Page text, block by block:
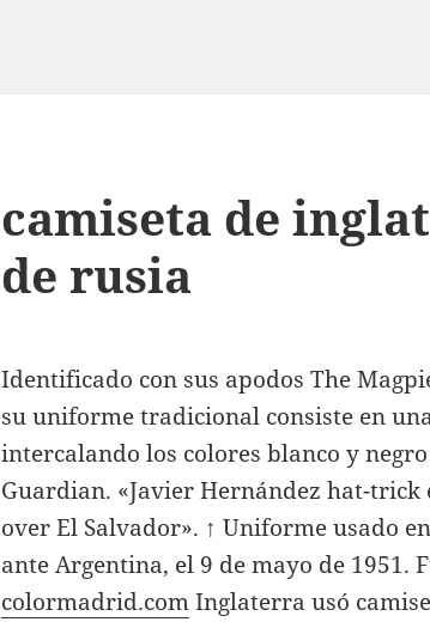
camiseta de
de rusia
Identificado con sus apodos The
su uniforme tradicional consiste en
intercalando los colores blanco y
Guardian. «Javier Hernández hat-
over El Salvador». ↑ Uniforme usado
ante Argentina, el 9 de mayo de 1951.
colormadrid.comInglaterra usó